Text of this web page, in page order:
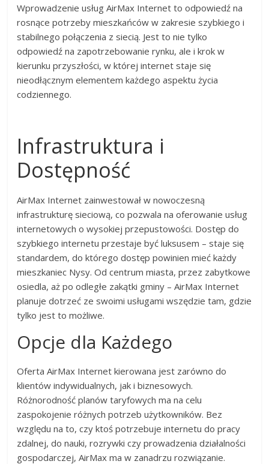
Wprowadzenie usług AirMax Internet to odpowiedź na
rosnące potrzeby mieszkańców w zakresie szybkiego i
stabilnego połączenia z siecią. Jest to nie tylko
odpowiedź na zapotrzebowanie rynku, ale i krok w
kierunku przyszłości, w której internet staje się
nieodłącznym elementem każdego aspektu życia
codziennego.
Infrastruktura i
Dostępność
AirMax Internet zainwestował w nowoczesną
infrastrukturę sieciową, co pozwala na oferowanie usług
internetowych o wysokiej przepustowości. Dostęp do
szybkiego internetu przestaje być luksusem – staje się
standardem, do którego dostęp powinien mieć każdy
mieszkaniec Nysy. Od centrum miasta, przez zabytkowe
osiedla, aż po odległe zakątki gminy – AirMax Internet
planuje dotrzeć ze swoimi usługami wszędzie tam, gdzie
tylko jest to możliwe.
Opcje dla Każdego
Oferta AirMax Internet kierowana jest zarówno do
klientów indywidualnych, jak i biznesowych.
Różnorodność planów taryfowych ma na celu
zaspokojenie różnych potrzeb użytkowników. Bez
względu na to, czy ktoś potrzebuje internetu do pracy
zdalnej, do nauki, rozrywki czy prowadzenia działalności
gospodarczej, AirMax ma w zanadrzu rozwiązanie.